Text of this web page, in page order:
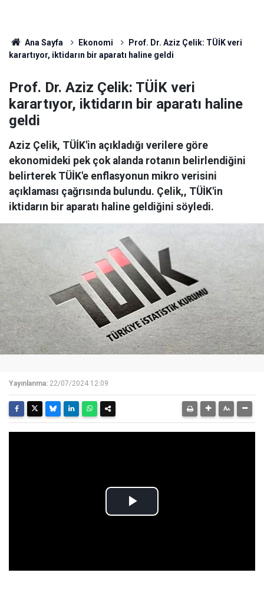
Ana Sayfa Ekonomi
Prof. Dr. Aziz Çelik: TÜİK veri
karartıyor, iktidarın bir aparatı haline geldi
Prof. Dr. Aziz Çelik: TÜİK veri
karartıyor, iktidarın bir aparatı haline
geldi
Aziz Çelik, TÜİK'in açıkladığı verilere göre
ekonomideki pek çok alanda rotanın belirlendiğini
belirterek TÜİK'e enflasyonun mikro verisini
açıklaması çağrısında bulundu. Çelik,, TÜİK'in
iktidarın bir aparatı haline geldiğini söyledi.
Yayınlanma: 22/07/2024 12:09